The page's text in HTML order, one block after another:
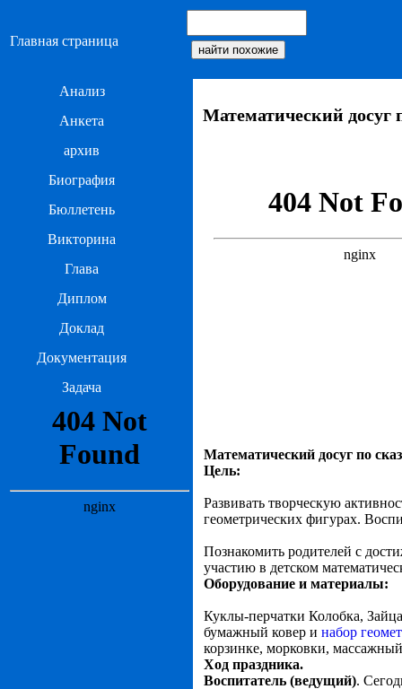
Главная страница
Анализ
Анкета
архив
Биография
Бюллетень
Викторина
Глава
Диплом
Доклад
Документация
Задача
Математический досуг
Математический досуг по
Цель:
Развивать творческую
геометрических фигурах.
Познакомить родителей с
участию в детском
Оборудование и материалы:
Куклы-перчатки Колобка,
бумажный ковер и набор
корзинке, морковки,
Ход праздника.
Воспитатель (ведущий).